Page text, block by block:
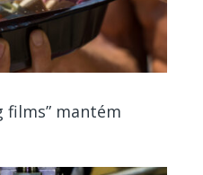
films” mantém